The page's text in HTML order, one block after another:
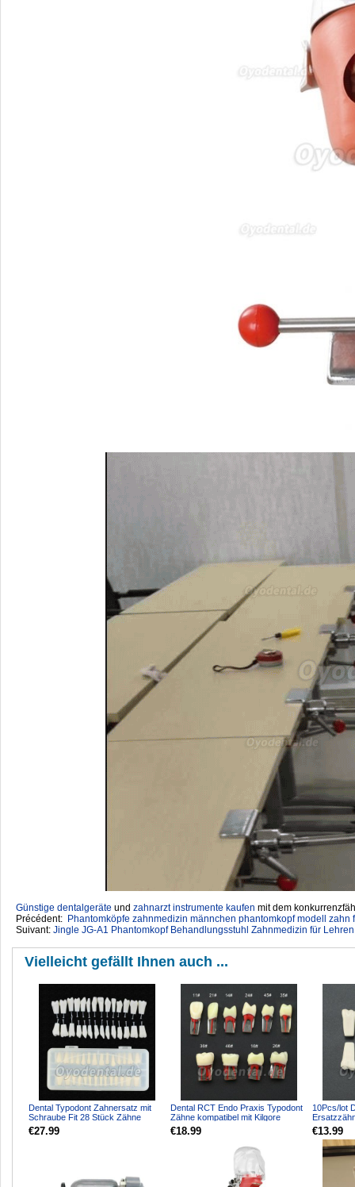
Günstige dentalgeräte ‎ und zahnarzt instrumente kaufen mit dem
Précédent: Phantomköpfe zahnmedizin männchen phantomkopf modell
Suivant: Jingle JG-A1 Phantomkopf Behandlungsstuhl Zahnmedizin für
Vielleicht gefällt Ihnen auch ...
Dental Typodont Zahnersatz mit
Schraube Fit 28 Stück Zähne
Frasaco ANA-4 Typodon...
€27.99
Dental RCT Endo Praxis Typodont
Zähne kompatibel mit Kilgore
Nissin
€18.99
10Pcs/lot
Columbia
€13.99